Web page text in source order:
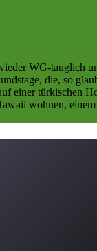
WG-tauglich
die, so
einer türkischen
wohnen,